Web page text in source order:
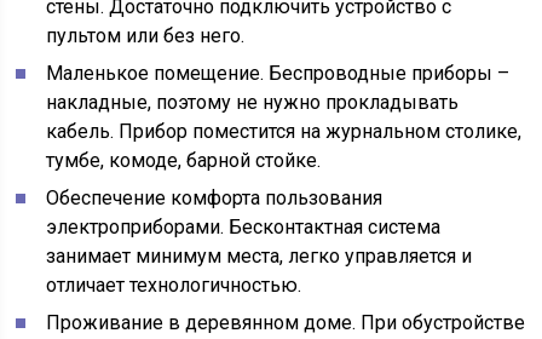
стены. Достаточно подключить устройство с
пультом или без него.
Маленькое помещение. Беспроводные приборы –
накладные, поэтому не нужно прокладывать
кабель. Прибор поместится на журнальном столике,
тумбе, комоде, барной стойке.
Обеспечение комфорта пользования
электроприборами. Бесконтактная система
занимает минимум места, легко управляется и
отличает технологичностью.
Проживание в деревянном доме. При обустройстве